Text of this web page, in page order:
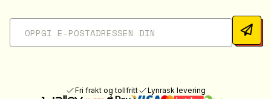
Fri frakt og tollfritt Lynrask levering